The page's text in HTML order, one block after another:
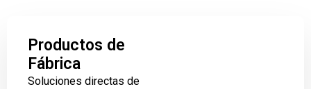
Productos de
Fábrica
Soluciones directas de